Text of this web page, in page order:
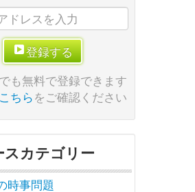
登録する
も無料で登録できます
こちらをご確認ください
スカテゴリー
時事問題